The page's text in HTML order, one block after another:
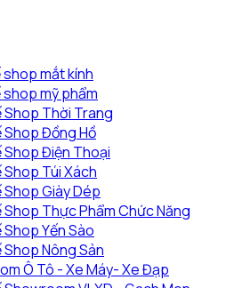
shop mắt kính
mỹ phẩm
Shop Thời Trang
Shop Đồng Hồ
Shop Điện Thoại
Shop Túi Xách
Shop Giày Dép
Shop Thực Phẩm Chức Năng
Shop Yến Sào
Shop Nông Sản
Ô Tô - Xe Máy- Xe Đạp